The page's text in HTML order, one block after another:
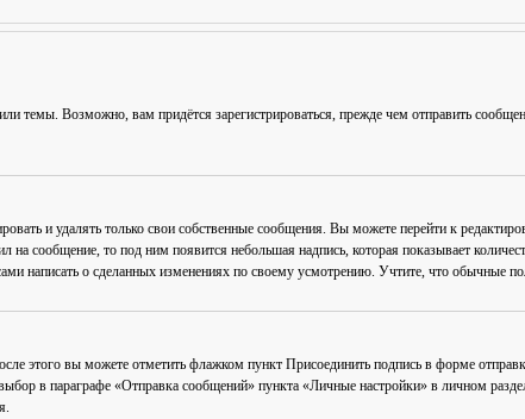
Возможно, вам придётся зарегистрироваться, прежде чем отправить
и удалять только свои собственные сообщения. Вы можете перейти к
на сообщение, то под ним появится небольшая надпись, которая показывает
написать о сделанных изменениях по своему усмотрению. Учтите, что обычные
этого вы можете отметить флажком пункт Присоединить подпись в форме
в параграфе «Отправка сообщений» пункта «Личные настройки» в личном